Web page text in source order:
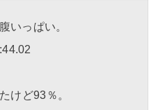
いっぱい。
けど93％。